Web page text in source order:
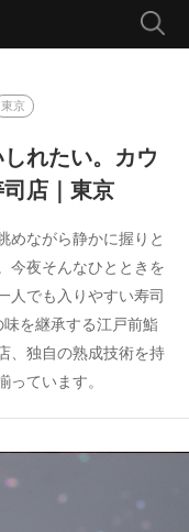
東京
れたい。カウ
店｜東京
めながら静かに握りと
今夜そんなひとときを
人でも入りやすい寿司
を継承する江戸前鮨
、独自の熟成技術を持
ています。